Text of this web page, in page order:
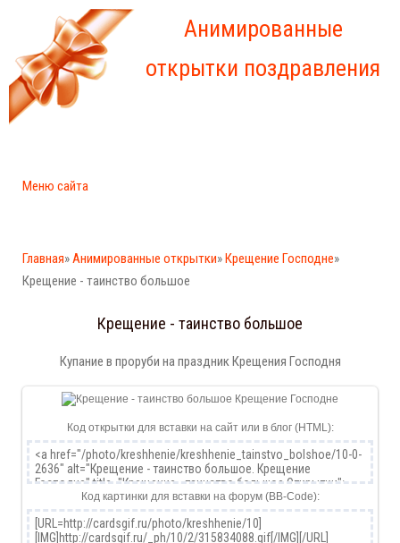
Анимированные
открытки поздравления
Меню сайта
Главная»Анимированные открытки»Крещение Господне»
Крещение - таинство большое
Крещение - таинство большое
Купание в проруби на праздник Крещения Господня
Код открытки для вставки на сайт или в блог (HTML):
Код картинки для вставки на форум (BB-Code):